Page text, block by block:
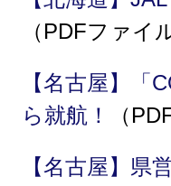
（PDFファイ
【名古屋】「
ら就航！
（
【名古屋】県